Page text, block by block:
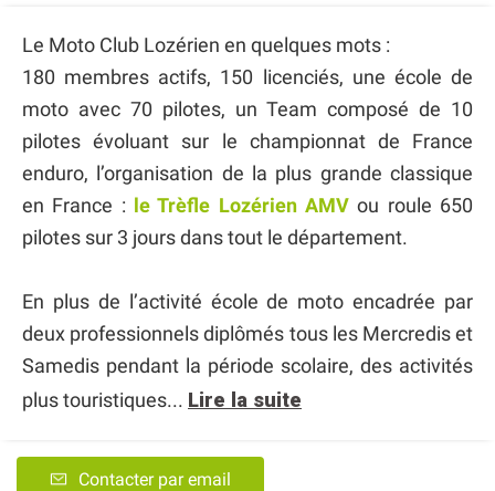
Le Moto Club Lozérien en quelques mots :
180 membres actifs, 150 licenciés, une école de
moto avec 70 pilotes, un Team composé de 10
pilotes évoluant sur le championnat de France
enduro, l’organisation de la plus grande classique
en France : le Trèfle Lozérien AMV ou roule 650
pilotes sur 3 jours dans tout le département.
En plus de l’activité école de moto encadrée par
deux professionnels diplômés tous les Mercredis et
Samedis pendant la période scolaire, des activités
plus touristiques... Lire la suite
Contacter par email